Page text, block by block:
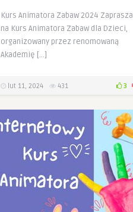
Kurs Animatora Zabaw 2024
na Kurs Animatora Zabaw dla Dzieci,
organizowany przez renomowaną
Akademię […]
lut 11, 2024 431 3